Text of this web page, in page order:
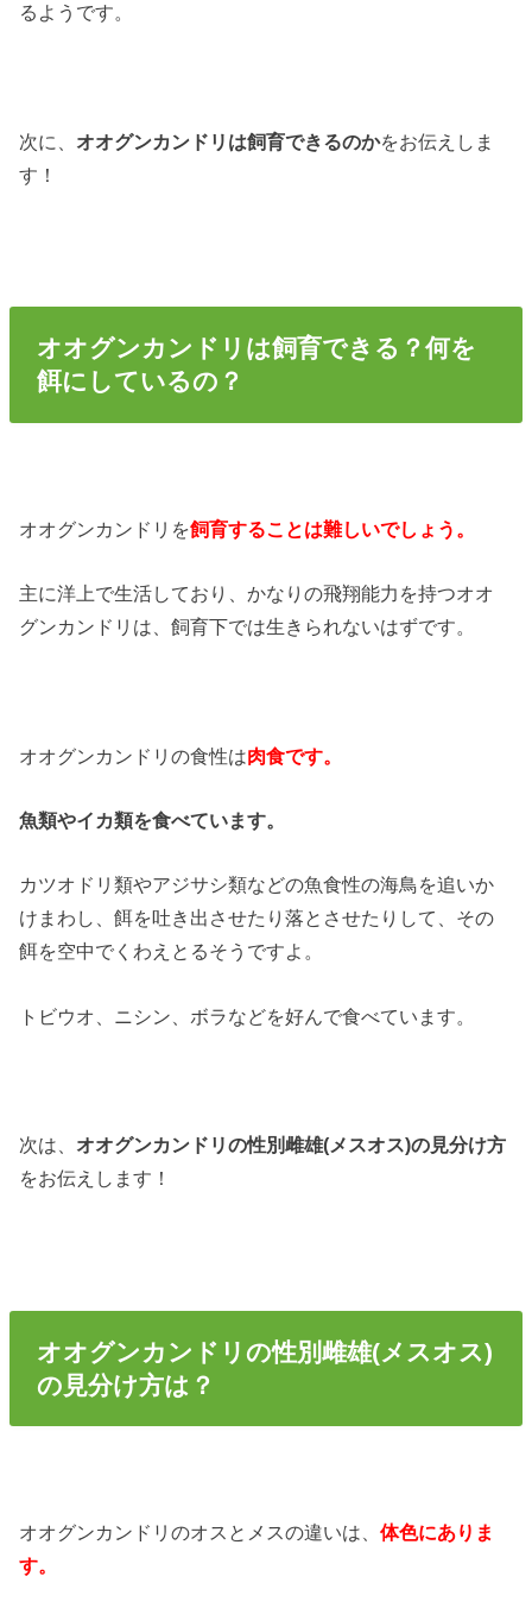
るようです。
次に、 オオグンカンドリは飼育できるのかをお伝えしま
す！
オオグンカンドリは飼育できる？何を
餌にしているの？
オオグンカンドリを飼育することは難しいでしょう。
主に洋上で生活しており、かなりの飛翔能力を持つオオ
グンカンドリは、飼育下では生きられないはずです。
オオグンカンドリの食性は肉食です。
魚類やイカ類を食べています。
カツオドリ類やアジサシ類などの魚食性の海鳥を追いか
けまわし、餌を吐き出させたり落とさせたりして、その
餌を空中でくわえとるそうですよ。
トビウオ、ニシン、ボラなどを好んで食べています。
次は、 オオグンカンドリの性別雌雄(メスオス)の見分け方
をお伝えします！
オオグンカンドリの性別雌雄(メスオス)
の見分け方は？
オオグンカンドリのオスとメスの違いは、体色にありま
す。